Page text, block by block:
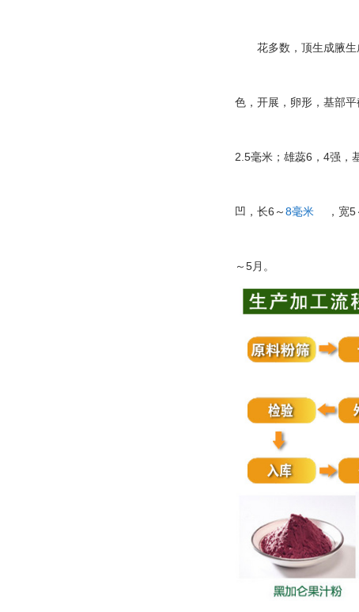
花多数，顶生成腋
色，开展，卵形，基部
2.5毫米；雄蕊6 ， 4强，
凹，长6 ～ 8毫米 ，宽5
～ 5月。